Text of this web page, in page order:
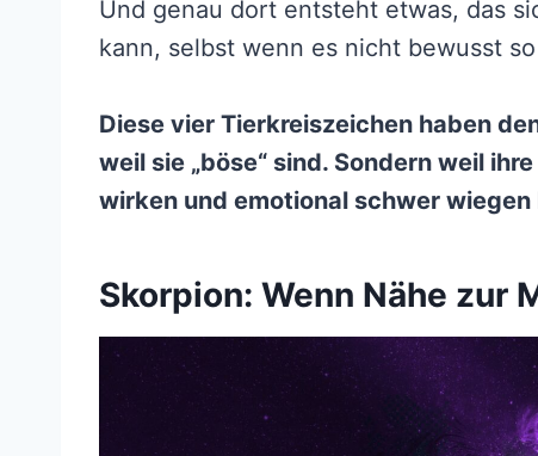
Und genau dort entsteht etwas, das
kann, selbst wenn es nicht bewusst
Diese vier Tierkreiszeichen haben
weil sie „böse“ sind. Sondern weil
wirken und emotional schwer wiegen
Skorpion: Wenn Nähe zur